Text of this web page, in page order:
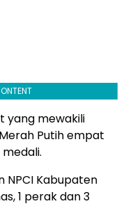
yang mewakili
Putih empat
NPCI Kabupaten
1 perak dan 3